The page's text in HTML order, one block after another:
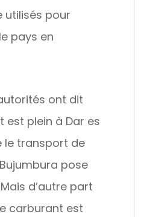
utilisés pour
pays en
ont dit
est plein à Dar es
le transport de
pose
d’autre part
carburant est